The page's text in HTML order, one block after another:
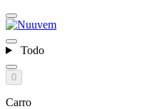
Todo
0
Carro